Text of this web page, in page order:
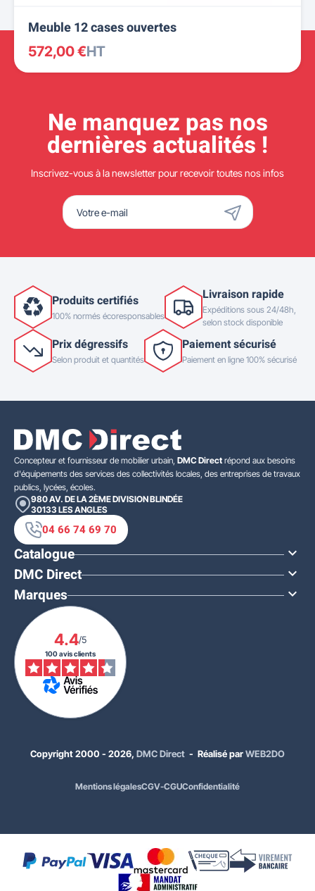
799,00 €HT
958,80 €
Coloris acier :Blanc - 9003
Meuble 12 cases ouvertes
572,00 €HT
Ne manquez pas nos
dernières actualités !
Inscrivez-vous à la newsletter pour recevoir toutes nos infos
Produits certifiés
100% normés écoresponsables
Livraison rapide
Expéditions sous 24/48h,
selon stock disponible
Prix dégressifs
Selon produit et quantités
Paiement sécurisé
Paiement en ligne 100% sécurisé
Concepteur et fournisseur de mobilier urbain, DMC Direct répond aux besoins
d'équipements des services des collectivités locales, des entreprises de travaux
publics, lycées, écoles.
980 AV. DE LA 2ÈME DIVISION BLINDÉE
30133 LES ANGLES
04 66 74 69 70
Catalogue 
DMC Direct 
Marques 
4.4/5
100 avis clients
Copyright 2000 - 2026, DMC Direct - Réalisé parWEB2DO
Mentions légalesCGV-CGUConfidentialité